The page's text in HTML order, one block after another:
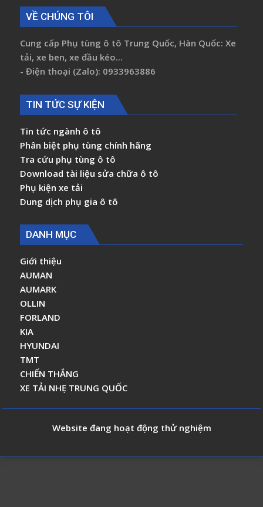
VỀ CHÚNG TÔI
Cung cấp Phụ tùng ô tô Trung Quốc, Hàn Quốc: Xe
tải, xe ben, xe đầu kéo...
- Điện thoại (Zalo): 0933963886
TIN TỨC SỰ KIỆN
Tin tức ngành ô tô
Phân biệt phụ tùng chính hãng
Tra cứu phụ tùng ô tô
Download tài liệu sửa chữa ô tô
Phụ kiện xe tải
Dung dịch phụ gia ô tô
DANH MỤC
Giới thiệu
AUMAN
AUMARK
OLLIN
FORLAND
KIA
HYUNDAI
TMT
CHIẾN THẮNG
XE TẢI NHẸ TRUNG QUỐC
Website đang hoạt động thử nghiệm